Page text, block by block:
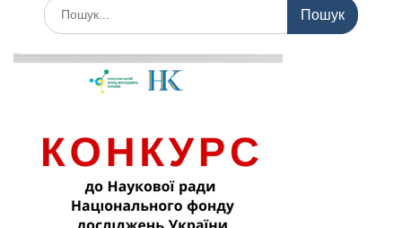
Шукати: